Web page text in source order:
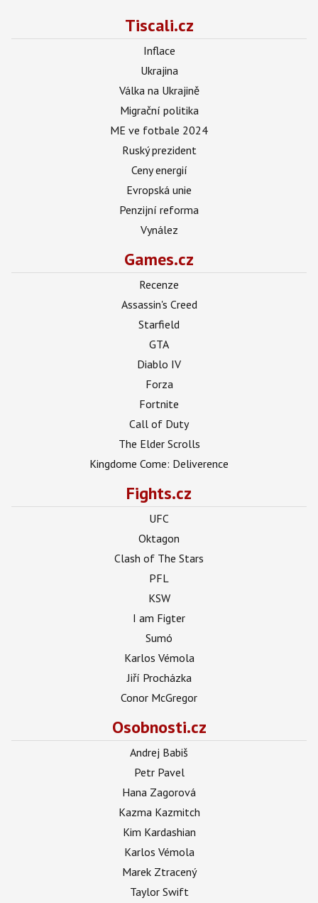
Tiscali.cz
Inflace
Ukrajina
Válka na Ukrajině
Migrační politika
ME ve fotbale 2024
Ruský prezident
Ceny energií
Evropská unie
Penzijní reforma
Vynález
Games.cz
Recenze
Assassin's Creed
Starfield
GTA
Diablo IV
Forza
Fortnite
Call of Duty
The Elder Scrolls
Kingdome Come: Deliverence
Fights.cz
UFC
Oktagon
Clash of The Stars
PFL
KSW
I am Figter
Sumó
Karlos Vémola
Jiří Procházka
Conor McGregor
Osobnosti.cz
Andrej Babiš
Petr Pavel
Hana Zagorová
Kazma Kazmitch
Kim Kardashian
Karlos Vémola
Marek Ztracený
Taylor Swift